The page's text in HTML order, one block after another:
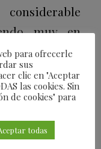
muy en
de
de su
acreedor
para ofrecerle
sus
clic en "Aceptar
las cookies. Sin
de cookies" para
todas